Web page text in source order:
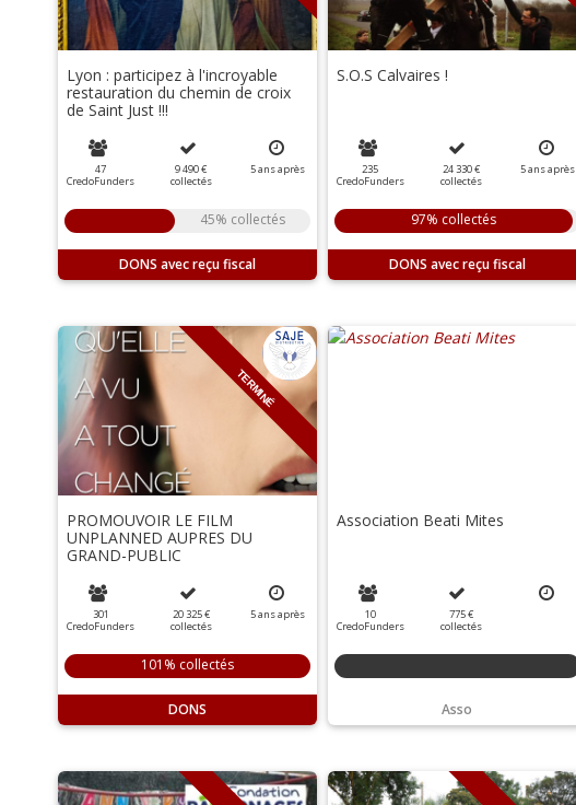
Lyon : participez à l'incroyable
restauration du chemin de croix
de Saint Just !!!
47
CredoFunders
9 490 €
collectés
5ansaprès
45% collectés
DONS
S.O.S Calvaires !
235
CredoFunders
24 330 €
collectés
5ansaprès
97% collectés
DONS
TERMINÉ
PROMOUVOIR LE FILM
UNPLANNED AUPRES DU
GRAND-PUBLIC
301
CredoFunders
20 325 €
collectés
5ansaprès
101% collectés
DONS
Association Beati Mites
10
CredoFunders
775 €
collectés
Asso